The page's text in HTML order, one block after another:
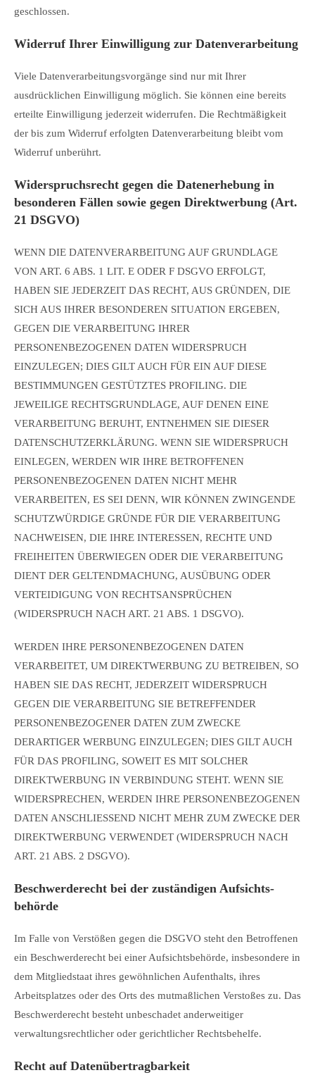
geschlossen.
Widerruf Ihrer Einwilligung zur Datenverarbeitung
Viele Datenverarbeitungsvorgänge sind nur mit Ihrer
ausdrücklichen Einwilligung möglich. Sie können eine bereits
erteilte Einwilligung jederzeit widerrufen. Die Rechtmäßigkeit
der bis zum Widerruf erfolgten Datenverarbeitung bleibt vom
Widerruf unberührt.
Widerspruchsrecht gegen die Datenerhebung in
besonderen Fällen sowie gegen Direktwerbung (Art.
21 DSGVO)
WENN DIE DATENVERARBEITUNG AUF GRUNDLAGE
VON ART. 6 ABS. 1 LIT. E ODER F DSGVO ERFOLGT,
HABEN SIE JEDERZEIT DAS RECHT, AUS GRÜNDEN, DIE
SICH AUS IHRER BESONDEREN SITUATION ERGEBEN,
GEGEN DIE VERARBEITUNG IHRER
PERSONENBEZOGENEN DATEN WIDERSPRUCH
EINZULEGEN; DIES GILT AUCH FÜR EIN AUF DIESE
BESTIMMUNGEN GESTÜTZTES PROFILING. DIE
JEWEILIGE RECHTSGRUNDLAGE, AUF DENEN EINE
VERARBEITUNG BERUHT, ENTNEHMEN SIE DIESER
DATENSCHUTZERKLÄRUNG. WENN SIE WIDERSPRUCH
EINLEGEN, WERDEN WIR IHRE BETROFFENEN
PERSONENBEZOGENEN DATEN NICHT MEHR
VERARBEITEN, ES SEI DENN, WIR KÖNNEN ZWINGENDE
SCHUTZWÜRDIGE GRÜNDE FÜR DIE VERARBEITUNG
NACHWEISEN, DIE IHRE INTERESSEN, RECHTE UND
FREIHEITEN ÜBERWIEGEN ODER DIE VERARBEITUNG
DIENT DER GELTENDMACHUNG, AUSÜBUNG ODER
VERTEIDIGUNG VON RECHTSANSPRÜCHEN
(WIDERSPRUCH NACH ART. 21 ABS. 1 DSGVO).
WERDEN IHRE PERSONENBEZOGENEN DATEN
VERARBEITET, UM DIREKTWERBUNG ZU BETREIBEN, SO
HABEN SIE DAS RECHT, JEDERZEIT WIDERSPRUCH
GEGEN DIE VERARBEITUNG SIE BETREFFENDER
PERSONENBEZOGENER DATEN ZUM ZWECKE
DERARTIGER WERBUNG EINZULEGEN; DIES GILT AUCH
FÜR DAS PROFILING, SOWEIT ES MIT SOLCHER
DIREKTWERBUNG IN VERBINDUNG STEHT. WENN SIE
WIDERSPRECHEN, WERDEN IHRE PERSONENBEZOGENEN
DATEN ANSCHLIESSEND NICHT MEHR ZUM ZWECKE DER
DIREKTWERBUNG VERWENDET (WIDERSPRUCH NACH
ART. 21 ABS. 2 DSGVO).
Beschwerde­recht bei der zuständigen Aufsichts­
behörde
Im Falle von Verstößen gegen die DSGVO steht den Betroffenen
ein Beschwerderecht bei einer Aufsichtsbehörde, insbesondere in
dem Mitgliedstaat ihres gewöhnlichen Aufenthalts, ihres
Arbeitsplatzes oder des Orts des mutmaßlichen Verstoßes zu. Das
Beschwerderecht besteht unbeschadet anderweitiger
verwaltungsrechtlicher oder gerichtlicher Rechtsbehelfe.
Recht auf Daten­übertrag­barkeit